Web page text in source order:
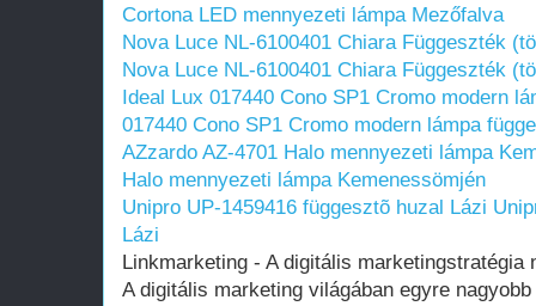
Cortona LED mennyezeti lámpa Mezőfalva
Nova Luce NL-6100401 Chiara Függeszték
Nova Luce NL-6100401 Chiara Függeszték
Ideal Lux 017440 Cono SP1 Cromo modern
017440 Cono SP1 Cromo modern lámpa
AZzardo AZ-4701 Halo mennyezeti lámpa
Halo mennyezeti lámpa Kemenessömjén
Unipro UP-1459416 függesztõ huzal Lázi
Lázi
Linkmarketing - A digitális marketingstratégia
A digitális marketing világában egyre